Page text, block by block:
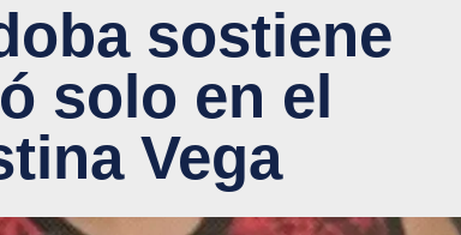
sostiene
solo en el
Vega